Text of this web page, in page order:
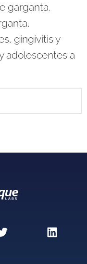
garganta,
gingivitis y
adolescentes a